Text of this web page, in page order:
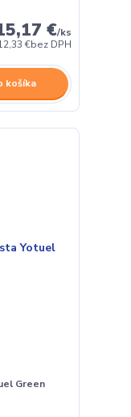
€/ks
€bez DPH
košíka
Green